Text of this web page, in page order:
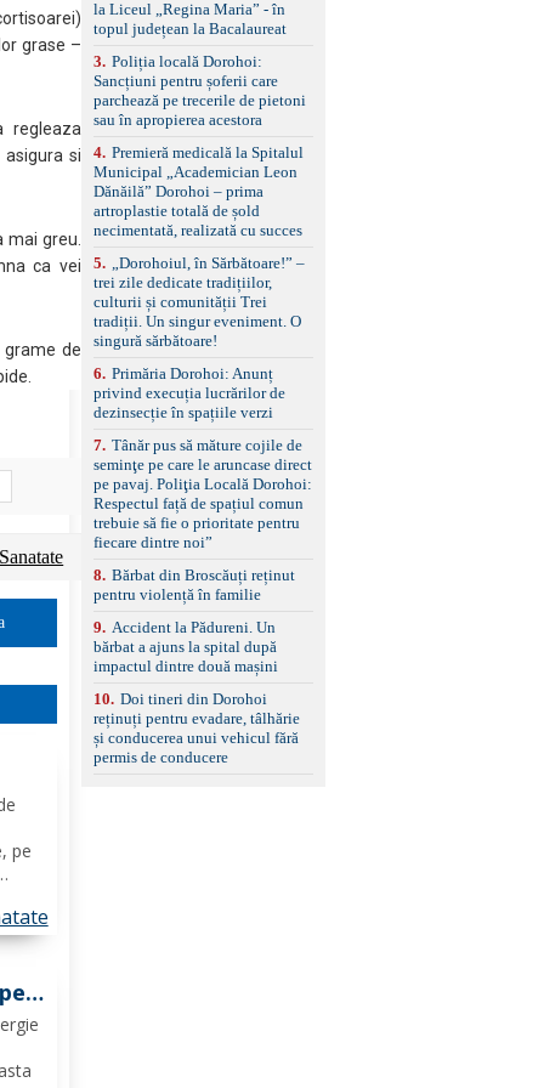
grase –
regleaza
si
greu.
ca vei
de
Sanatate
pe
panoramică, geamuri
spate fumurii Carlig de
remorcare Bonus: -
Covorașe textile montate
pe mașină. -Ofer și un
set de covorașe din
împreună cu un set de
anvelope de iarnă.
la Liceul „Regina Maria” - în
topul județean la Bacalaureat
3. Poliția locală Dorohoi:
Sancțiuni pentru șoferii care
parchează pe trecerile de pietoni
sau în apropierea acestora
4. Premieră medicală la Spitalul
Municipal „Academician Leon
Dănăilă” Dorohoi – prima
artroplastie totală de șold
necimentată, realizată cu succes
5.
„Dorohoiul, în Sărbătoare!” –
trei zile dedicate tradițiilor,
culturii și comunității Trei
tradiții. Un singur eveniment. O
singură sărbătoare!
6. Primăria Dorohoi: Anunț
privind execuția lucrărilor de
dezinsecție în spațiile verzi
7. Tânăr pus să măture cojile de
seminţe pe care le aruncase direct
pe pavaj. Poliţia Locală Dorohoi:
Respectul față de spațiul comun
trebuie să fie o prioritate pentru
fiecare dintre noi”
8. Bărbat din Broscăuți reținut
pentru violență în familie
9. Accident la Pădureni. Un
bărbat a ajuns la spital după
impactul dintre două mașini
10. Doi tineri din Dorohoi
reținuți pentru evadare, tâlhărie
și conducerea unui vehicul fără
permis de conducere